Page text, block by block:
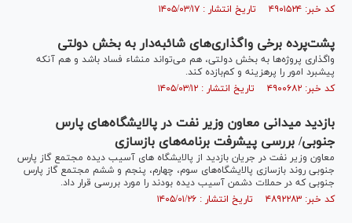
کد خبر: ۴۹۰۱۵۲۴ تاریخ انتشار : ۱۴۰۵/۰۳/۱۷
پشت‌پرده برخی واگذاری‌های شائبه‌دار به بخش دولتی
واگذاری پروژه‌ها به بخش دولتی، هم می‌تواند منشاء فساد باشد و هم آنکه
پیشبرد امور را پرهزینه و کم‌بازده کند.
کد خبر: ۴۹۰۰۶۸۲ تاریخ انتشار : ۱۴۰۵/۰۳/۱۲
بازدید میدانی معاون وزیر نفت در پالایشگاه‌های پارس
جنوبی/ بررسی پیشرفت برنامه‌های بازسازی
معاون وزیر نفت در جریان بازدید از پالایشگاه های آسیب دیده مجتمع گاز پارس
جنوبی روند بازسازی پالایشگاه‌های سوم، چهارم، پنجم و ششم مجتمع گاز پارس
جنوبی که در حملات دشمن آسیب دیده بودند را مورد بررسی قرار داد.
کد خبر: ۴۸۹۲۲۸۳ تاریخ انتشار : ۱۴۰۵/۰۱/۲۶